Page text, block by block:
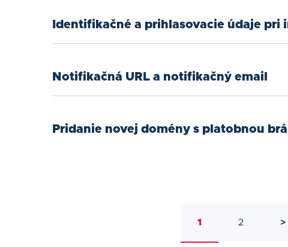
Identifikačné a prihlasovacie údaje pri
Notifikačná URL a notifikačný email
Pridanie novej domény s platobnou
1 2 >